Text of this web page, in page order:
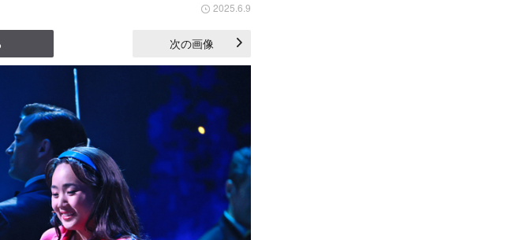
2025.6.9
次の画像